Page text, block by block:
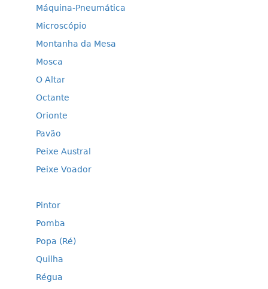
Máquina-Pneumática
Microscópio
Montanha da Mesa
Mosca
O Altar
Octante
Orionte
Pavão
Peixe Austral
Peixe Voador
Pintor
Pomba
Popa (Ré)
Quilha
Régua